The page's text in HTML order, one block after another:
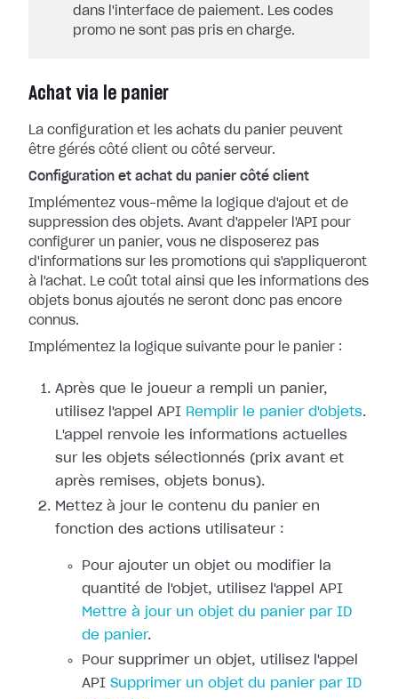
dans l'interface de paiement. Les codes
promo ne sont pas pris en charge.
Achat via le panier
La configuration et les achats du panier peuvent
être gérés côté client ou côté serveur.
Configuration et achat du panier côté client
Implémentez vous-même la logique d'ajout et de
suppression des objets. Avant d'appeler l'API pour
configurer un panier, vous ne disposerez pas
d'informations sur les promotions qui s'appliqueront
à l'achat. Le coût total ainsi que les informations des
objets bonus ajoutés ne seront donc pas encore
connus.
Implémentez la logique suivante pour le panier :
Après que le joueur a rempli un panier,
utilisez l'appel API Remplir le panier d'objets.
L'appel renvoie les informations actuelles
sur les objets sélectionnés (prix avant et
après remises, objets bonus).
Mettez à jour le contenu du panier en
fonction des actions utilisateur :
Pour ajouter un objet ou modifier la
quantité de l'objet, utilisez l'appel API
Mettre à jour un objet du panier par ID
de panier.
Pour supprimer un objet, utilisez l'appel
API Supprimer un objet du panier par ID